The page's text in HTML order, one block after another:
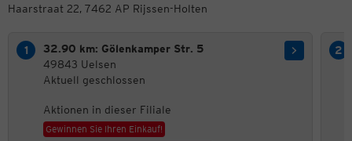
Haarstraat 22, 7462 AP Rijssen-Holten
32.90 km: Gölenkamper Str. 5
49843 Uelsen
Aktuell geschlossen
Aktionen in dieser Filiale
Gewinnen Sie Ihren Einkauf!